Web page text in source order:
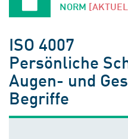
NORM
ISO 4007
Persönliche
Augen- und
Begriffe